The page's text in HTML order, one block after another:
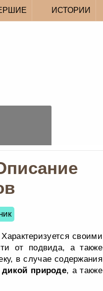
ИСТОРИИ
своими
от подвида, а также
в случае содержания
дикой природе, а также